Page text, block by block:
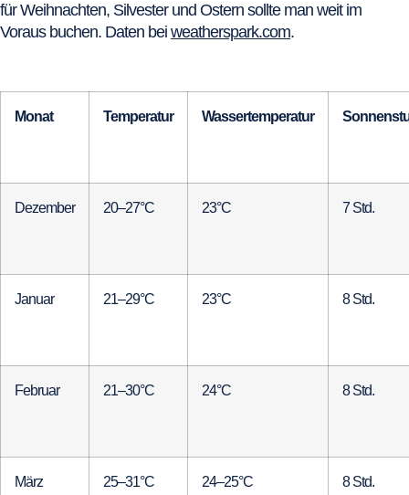
für Weihnachten, Silvester und Ostern sollte man weit im
Voraus buchen. Daten bei weatherspark.com.
Monat Temperatur Wassertemperatur
Dezember 20–27°C 23°C 7 Std.
Januar 21–29°C 23°C 8 Std.
Februar 21–30°C 24°C 8 Std.
März 25–31°C 24–25°C 8 Std.